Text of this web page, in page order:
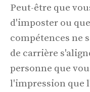
Peut-être que
d'imposter ou
compétences ne
de carrière
personne que
l'impression que